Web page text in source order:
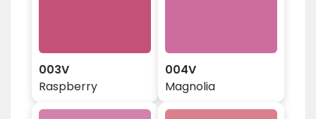
003V
Raspberry
004V
Magnolia